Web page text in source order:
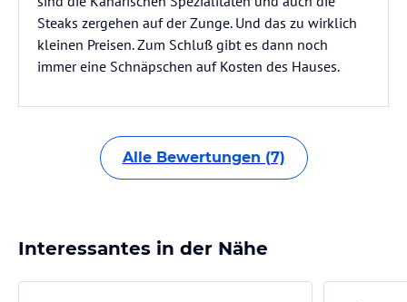
Steaks zergehen auf der Zunge. Und das zu wirklich
kleinen Preisen. Zum Schluß gibt es dann noch
immer eine Schnäpschen auf Kosten des Hauses.
Alle Bewertungen (7)
Interessantes in der Nähe